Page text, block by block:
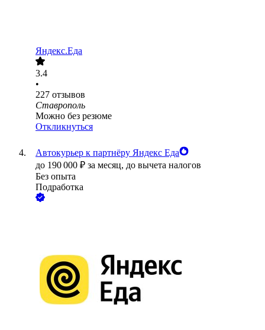
Яндекс.Еда
3.4
•
227 отзывов
Ставрополь
Можно без резюме
Откликнуться
Автокурьер к партнёру Яндекс Еда
до 190 000 ₽ за месяц, до вычета налогов
Без опыта
Подработка